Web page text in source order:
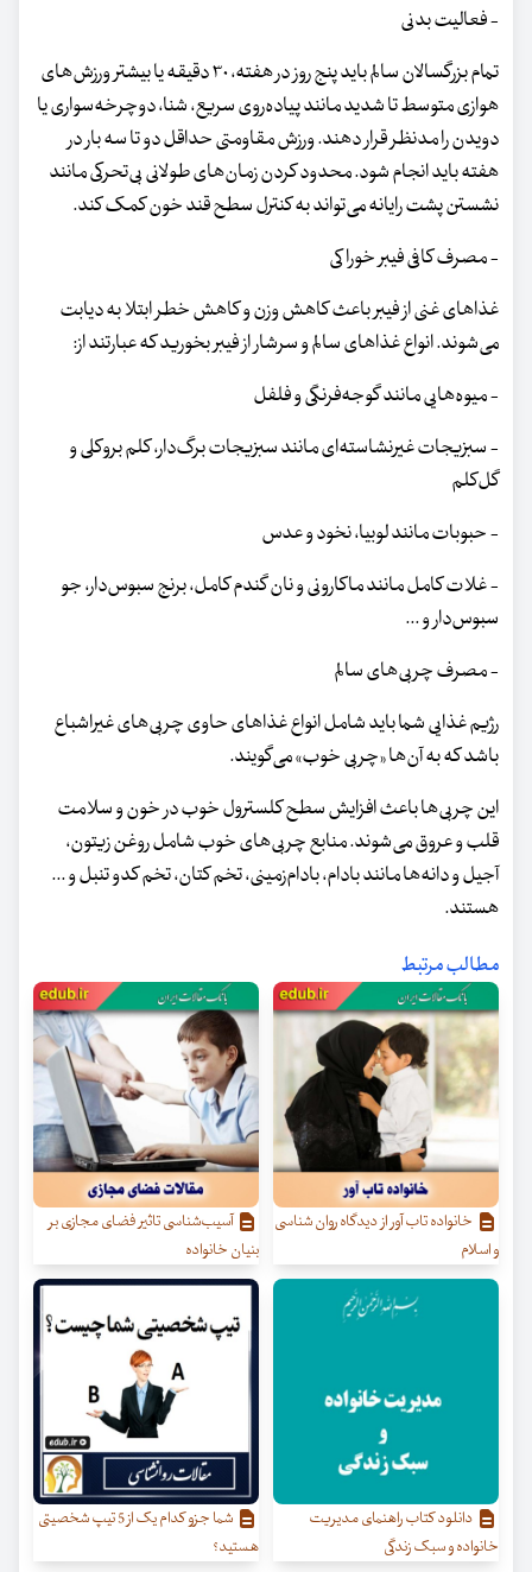
- فعالیت بدنی
تمام بزرگسالان سالم باید پنج روز در هفته، ۳۰ دقیقه یا بیشتر ورزش‌های
هوازی متوسط ​​تا شدید مانند پیاده‌روی سریع، شنا، دوچرخه‌سواری یا
دویدن را مدنظر قرار دهند. ورزش مقاومتی حداقل دو تا سه بار در
هفته باید انجام شود. محدود کردن زمان‌های طولانی بی‌تحرکی مانند
نشستن پشت رایانه می‌تواند به کنترل سطح قند خون کمک کند.
- مصرف کافی فیبر خوراکی
غذاهای غنی از فیبر باعث کاهش وزن و کاهش خطر ابتلا به دیابت
می‌شوند. انواع غذاهای سالم و سرشار از فیبر بخورید که عبارتند از:
- میوه‌هایی مانند گوجه‌فرنگی و فلفل
- سبزیجات غیرنشاسته‌ای مانند سبزیجات برگ‌دار، کلم بروکلی و
گل‌کلم
- حبوبات مانند لوبیا، نخود و عدس
- غلات کامل مانند ماکارونی و نان گندم کامل، برنج سبوس‌دار، جو
سبوس‌دار و ...
- مصرف چربی‌های سالم
رژیم غذایی شما باید شامل انواع غذاهای حاوی چربی‌های غیراشباع
باشد که به آن‌ها «چربی خوب» می‌گویند.
این چربی‌ها باعث افزایش سطح کلسترول خوب در خون و سلامت
قلب‌ و عروق می‌شوند. منابع چربی‌های خوب شامل روغن زیتون،
آجیل و دانه‌ها مانند بادام، بادام‌زمینی، تخم کتان، تخم کدو تنبل و ...
هستند.
مطالب مرتبط
خانواده تاب آور از دیدگاه روان شناسی
و اسلام
آسیب‌شناسی تاثیر فضای مجازی بر
بنیان خانواده
دانلود کتاب راهنمای مدیریت
خانواده و سبک زندگی
شما جزو کدام یک از 5 تیپ شخصیتی
هستید؟